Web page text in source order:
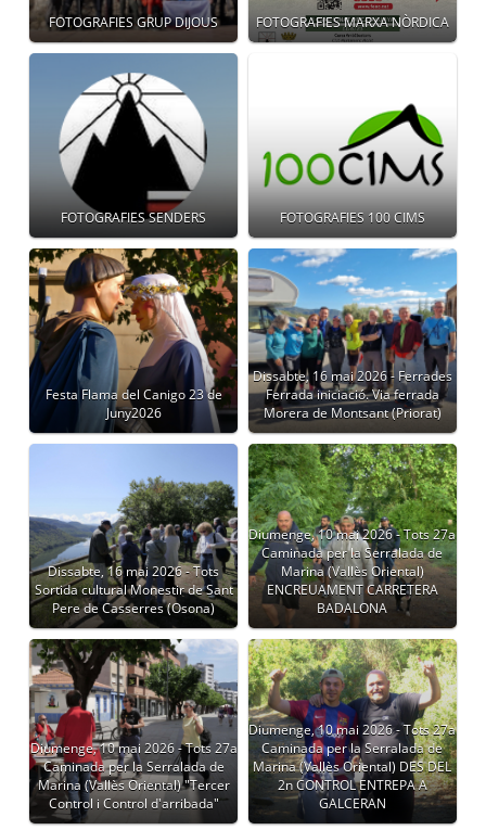
FOTOGRAFIES GRUP DIJOUS FOTOGRAFIES MARXA NÒRDICA
FOTOGRAFIES SENDERS FOTOGRAFIES 100 CIMS
Festa Flama del Canigo 23 de
Juny2026
Dissabte, 16 mai 2026 - Ferrades
Ferrada iniciació. Via ferrada
Morera de Montsant (Priorat)
Dissabte, 16 mai 2026 - Tots
Sortida cultural Monestir de Sant
Pere de Casserres (Osona)
Diumenge, 10 mai 2026 - Tots 27a
Caminada per la Serralada de
Marina (Vallès Oriental)
ENCREUAMENT CARRETERA
BADALONA
Diumenge, 10 mai 2026 - Tots 27a
Caminada per la Serralada de
Marina (Vallès Oriental) "Tercer
Control i Control d'arribada"
Diumenge, 10 mai 2026 - Tots 27a
Caminada per la Serralada de
Marina (Vallès Oriental) DES DEL
2n CONTROL ENTREPA A
GALCERAN